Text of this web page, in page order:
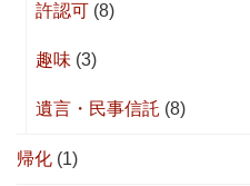
許認可 (8)
趣味 (3)
遺言・民事信託 (8)
帰化 (1)